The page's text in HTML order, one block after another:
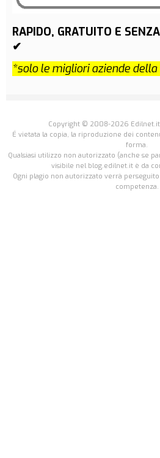
RAPIDO, GRATUITO E
✔
*solo le migliori aziende della
Copyright © 2008-2026
É vietata la copia, la riproduzione dei
forma.
Qualsiasi utilizzo non autorizzato (anche se
visibile nel blog.edilnet.it è da
Ogni plagio non autorizzato verrà
competenza.